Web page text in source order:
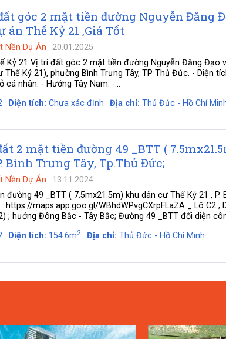
góc 2 mặt tiền đường Nguyễn Đăng
án Thế Kỷ 21 ,Giá Tốt
Nền Dự Án
20.01.2025
Kỷ 21 Vị trí đất góc 2 mặt tiền đường Nguyễn Đăng Đạo
Thế Kỷ 21), phường Bình Trưng Tây, TP Thủ Đức. - Diện
cá nhân. - Hướng Tây Nam. -...
Diện tích: Chưa xác định Địa chỉ: Thủ Đức - Hồ Chí
2 mặt tiền đường 49 _BTT (
Bình Trưng Tây, Tp.Thủ Đức;
Nền Dự Án
13.11.2024
đường 49 _BTT ( 7.5mx21.5m) khu dân cư Thế Kỷ 21 , P.
https://maps.app.goo.gl/WBhdWPvgCXrpFLaZA _ Lô C2 ;
; hướng Đông Bắc - Tây Bắc; Đường 49 _BTT đối diện
Diện tích: 154.6m2 Địa chỉ: Thủ Đức - Hồ Chí Minh